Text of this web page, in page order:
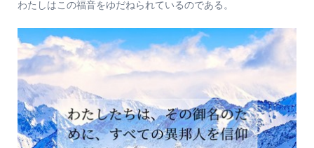
わたしはこの福音をゆだねられているのである。